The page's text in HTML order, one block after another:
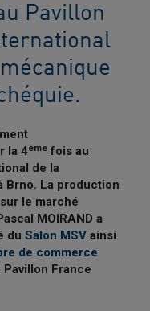
Pavillon
la 4ème fois au
de la
Brno. La production
le marché
MOIRAND a
du Salon MSV ainsi
de commerce
France